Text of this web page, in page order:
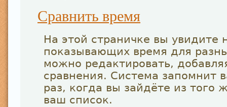
Сравнить время
На этой страничке вы увидите
показывающих время для
можно редактировать,
сравнения. Система запомнит
раз, когда вы зайдёте из того
ваш список.